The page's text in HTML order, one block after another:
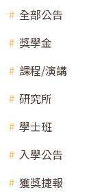
全部公告
獎學金
課程/演講
研究所
學士班
入學公告
獲獎捷報